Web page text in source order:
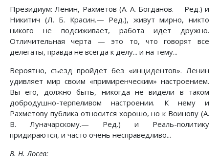
Президиум: Ленин, Рахметов (А. А. Богданов.— Ред.) и
Никитич (Л. Б. Красин.— Ред.), живут мирно, никто
никого не подсиживает, работа идет дружно.
Отличительная черта — это то, что говорят все
делегаты, правда не всегда к делу... и на тему...
Вероятно, съезд пройдет без «инцидентов». Ленин
удивляет мир своим «примиренческим» настроением.
Вы его, должно быть, никогда не видели в таком
добродушно-терпеливом настроении. К нему и
Рахметову публика относится хорошо, но к Воинову (А.
В. Луначарскому.— Ред.) и Реаль-политику
придираются, и часто очень несправедливо...
В. Н. Лосев: